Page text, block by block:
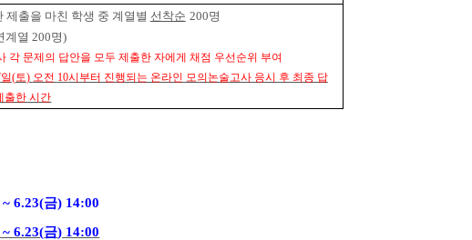
제출을 마친 학생 중 계열별 선착순 200명
계열 200명)
각 문제의 답안을 모두 제출한 자에게 채점 우선순위 부여
일(토) 오전 10시부터 진행되는 온라인 모의논술고사 응시 후 최종 답
출한 시간
6.23(금) 14:00
6.23(금) 14:00